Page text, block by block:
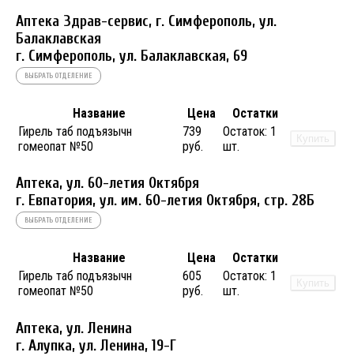
Аптека Здрав-сервис, г. Симферополь, ул.
Балаклавская
г. Симферополь, ул. Балаклавская, 69
ВЫБРАТЬ ОТДЕЛЕНИЕ
Название Цена
Остатки
Гирель таб подъязычн
гомеопат №50
739
руб.
Остаток: 1
шт.
Купить
Аптека, ул. 60-летия Октября
г. Евпатория, ул. им. 60-летия Октября, стр. 28Б
ВЫБРАТЬ ОТДЕЛЕНИЕ
Название Цена
Остатки
Гирель таб подъязычн
гомеопат №50
605
руб.
Остаток: 1
шт.
Купить
Аптека, ул. Ленина
г. Алупка, ул. Ленина, 19-Г